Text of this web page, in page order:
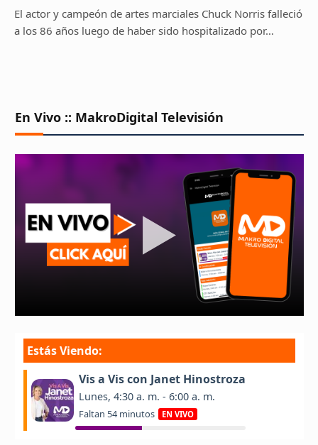
El actor y campeón de artes marciales Chuck Norris falleció
a los 86 años luego de haber sido hospitalizado por…
En Vivo :: MakroDigital Televisión